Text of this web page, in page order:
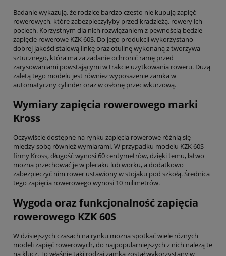
Badanie wykazują, że rodzice bardzo często nie kupują zapięć
rowerowych, które zabezpieczyłyby przed kradzieżą, rowery ich
pociech. Korzystnym dla nich rozwiązaniem z pewnością będzie
zapięcie rowerowe KZK 60S. Do jego produkcji wykorzystano
dobrej jakości stalową linkę oraz otulinę wykonaną z tworzywa
sztucznego, która ma za zadanie ochronić ramę przed
zarysowaniami powstającymi w trakcie użytkowania roweru. Dużą
zaletą tego modelu jest również wyposażenie zamka w
automatyczny cylinder oraz w osłonę przeciwkurzową.
Wymiary zapięcia rowerowego marki
Kross
Oczywiście dostępne na rynku zapięcia rowerowe różnią się
między sobą również wymiarami. W przypadku modelu KZK 60S
firmy Kross, długość wynosi 60 centymetrów, dzięki temu, łatwo
można przechować je w plecaku lub worku, a dodatkowo
zabezpieczyć nim rower ustawiony w stojaku pod szkołą. Średnica
tego zapięcia rowerowego wynosi 10 milimetrów.
Wygoda oraz funkcjonalność zapięcia
rowerowego KZK 60S
W dzisiejszych czasach na rynku można spotkać wiele różnych
modeli zapięć rowerowych, do najpopularniejszych z nich należą te
na klucz. To właśnie taki rodzaj zamka został wykorzystany w